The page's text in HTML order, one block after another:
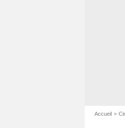
Accueil